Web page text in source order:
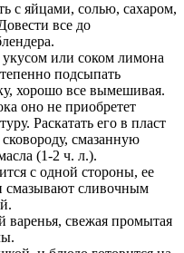
с яйцами, солью, сахаром,
все до
или соком лимона
подсыпать
хорошо все вымешивая.
оно не приобретет
Раскатать его в пласт
смазанную
(1-2 ч. л.).
с одной стороны, ее
смазывают сливочным
варенья, свежая промытая